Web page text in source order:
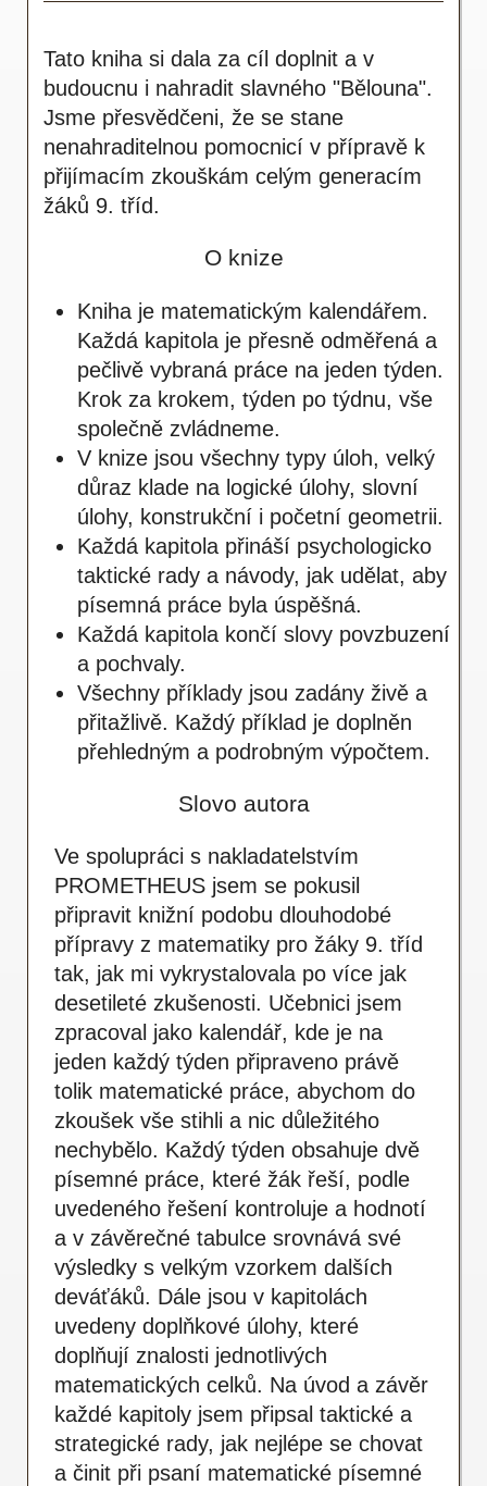
Tato kniha si dala za cíl doplnit a v
budoucnu i nahradit slavného "Bělouna".
Jsme přesvědčeni, že se stane
nenahraditelnou pomocnicí v přípravě k
přijímacím zkouškám celým generacím
žáků 9. tříd.
O knize
Kniha je matematickým kalendářem.
Každá kapitola je přesně odměřená a
pečlivě vybraná práce na jeden týden.
Krok za krokem, týden po týdnu, vše
společně zvládneme.
V knize jsou všechny typy úloh, velký
důraz klade na logické úlohy, slovní
úlohy, konstrukční i početní geometrii.
Každá kapitola přináší psychologicko
taktické rady a návody, jak udělat, aby
písemná práce byla úspěšná.
Každá kapitola končí slovy povzbuzení
a pochvaly.
Všechny příklady jsou zadány živě a
přitažlivě. Každý příklad je doplněn
přehledným a podrobným výpočtem.
Slovo autora
Ve spolupráci s nakladatelstvím
PROMETHEUS jsem se pokusil
připravit knižní podobu dlouhodobé
přípravy z matematiky pro žáky 9. tříd
tak, jak mi vykrystalovala po více jak
desetileté zkušenosti. Učebnici jsem
zpracoval jako kalendář, kde je na
jeden každý týden připraveno právě
tolik matematické práce, abychom do
zkoušek vše stihli a nic důležitého
nechybělo. Každý týden obsahuje dvě
písemné práce, které žák řeší, podle
uvedeného řešení kontroluje a hodnotí
a v závěrečné tabulce srovnává své
výsledky s velkým vzorkem dalších
deváťáků. Dále jsou v kapitolách
uvedeny doplňkové úlohy, které
doplňují znalosti jednotlivých
matematických celků. Na úvod a závěr
každé kapitoly jsem připsal taktické a
strategické rady, jak nejlépe se chovat
a činit při psaní matematické písemné